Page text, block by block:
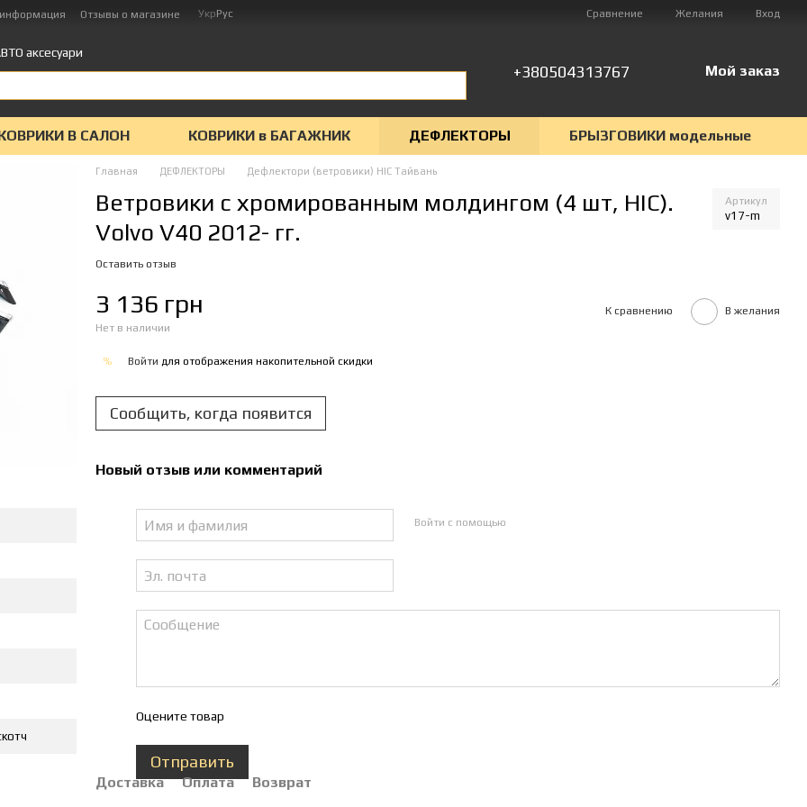
Отзывы о магазине УкрРус Сравнение Желания Вход
аксесуари
+380504313767 Мой заказ
В САЛОН КОВРИКИ в БАГАЖНИК ДЕФЛЕКТОРЫ БРЫЗГОВИКИ модельные
Главная ДЕФЛЕКТОРЫ Дефлектори (ветровики) HIC Тайвань
Ветровики с хромированным молдингом (4 шт, HIC).
Volvo V40 2012- гг.
Артикул
v17-m
Оставить отзыв
3 136 грн
Нет в наличии
К сравнению В желания
% Войти для отображения накопительной скидки
Сообщить, когда появится
Новый отзыв или комментарий
Войти с помощью
Оцените товар
Отправить
Доставка Оплата Возврат